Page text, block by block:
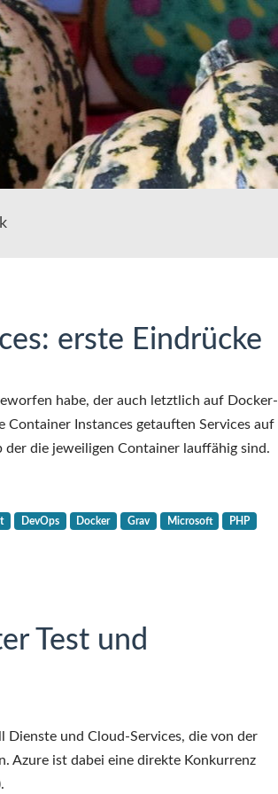
erste Eindrücke
habe, der auch letztlich auf Docker-
Container Instances getauften Services auf
die jeweiligen Container lauffähig sind.
DevOps Docker Grav Microsoft PHP
Test und
Dienste und Cloud-Services, die von der
Azure ist dabei eine direkte Konkurrenz